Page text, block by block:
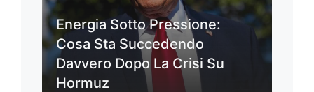
Energia Sotto Pressione:
Cosa Sta Succedendo
Davvero Dopo La Crisi Su
Hormuz